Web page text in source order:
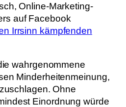
Online-Marketing-
auf Facebook
Irrsinn kämpfenden
wahrgenommene
Minderheitenmeinung,
Ohne
Einordnung würde